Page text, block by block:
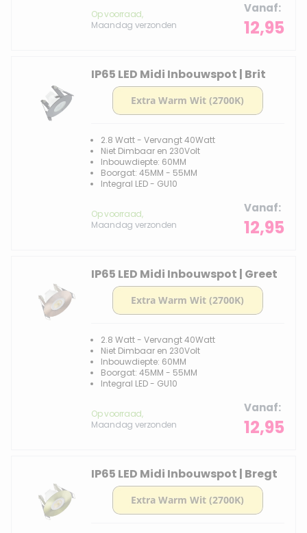
Op voorraad,
Maandag verzonden
Vanaf
12,95
IP65 LED Midi Inbouwspot | Brit
2.8 Watt - Vervangt 40Watt
Niet Dimbaar en 230Volt
Inbouwdiepte: 60MM
Boorgat: 45MM - 55MM
Integral LED - GU10
Op voorraad,
Maandag verzonden
Vanaf
12,95
IP65 LED Midi Inbouwspot | Greet
2.8 Watt - Vervangt 40Watt
Niet Dimbaar en 230Volt
Inbouwdiepte: 60MM
Boorgat: 45MM - 55MM
Integral LED - GU10
Op voorraad,
Maandag verzonden
Vanaf
12,95
IP65 LED Midi Inbouwspot | Bregt